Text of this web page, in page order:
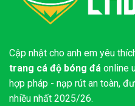
Cập nhật cho anh em yêu
trang cá độ bóng đá online
hợp pháp - nạp rút an toàn,
nhiều nhất 2025/26.